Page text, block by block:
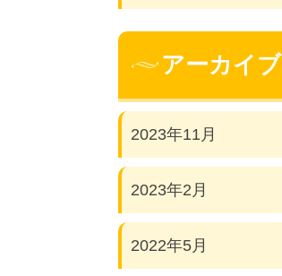
アーカイブ
2023年11月
2023年2月
2022年5月